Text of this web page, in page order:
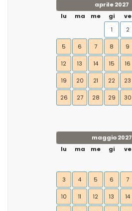
aprile 2027
lu
ma me gi ve
1
2
5 6 7 8 9
12 13 14 15 16
19 20 21 22 23
26 27 28 29 30
maggio 2027
lu
ma me gi ve
3 4 5 6 7
10 11 12 13 14